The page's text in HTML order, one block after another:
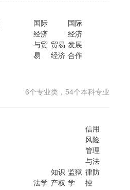
国际
经济
与贸
易
贸易
经济
国际
经济
发展
合作
6个专业类，54个本科专业
法学
知识
产权
监狱
学
信用
风险
管理
与法
律防
控